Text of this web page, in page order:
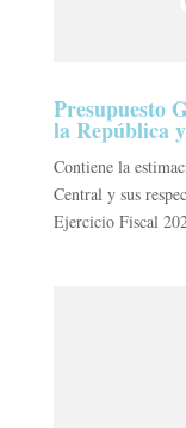
Presupuesto
la República
Contiene la
Central y sus
Ejercicio Fiscal